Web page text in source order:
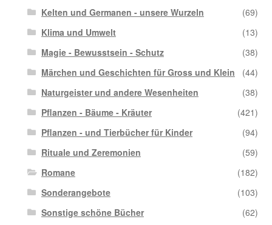
Kelten und Germanen - unsere Wurzeln
(69)
Klima und Umwelt
(13)
Magie - Bewusstsein - Schutz
(38)
Märchen und Geschichten für Gross und Klein
(44)
Naturgeister und andere Wesenheiten
(38)
Pflanzen - Bäume - Kräuter
(421)
Pflanzen - und Tierbücher für Kinder
(94)
Rituale und Zeremonien
(59)
Romane
(182)
Sonderangebote
(103)
Sonstige schöne Bücher
(62)